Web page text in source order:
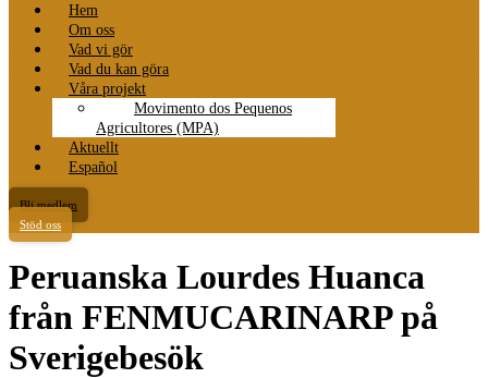
Hem
Om oss
Vad vi gör
Vad du kan göra
Våra projekt
Movimento dos Pequenos
Agricultores (MPA)
Aktuellt
Español
Bli medlem
Stöd oss
Peruanska Lourdes Huanca
från FENMUCARINARP på
Sverigebesök